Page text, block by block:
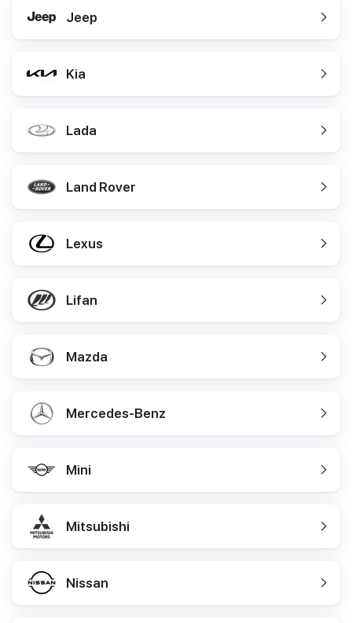
Jeep
Kia
Lada
Land Rover
Lexus
Lifan
Mazda
Mercedes-Benz
Mini
Mitsubishi
Nissan